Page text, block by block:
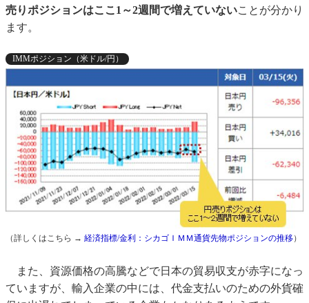
売りポジションはここ1～2週間で増えていないことが分かり
ます。
IMMポジション（米ドル/円）
（詳しくはこちら → 経済指標/金利：シカゴＩＭＭ通貨先物ポジションの推移）
また、資源価格の高騰などで日本の貿易収支が赤字になっ
ていますが、輸入企業の中には、代金支払いのための外貨確